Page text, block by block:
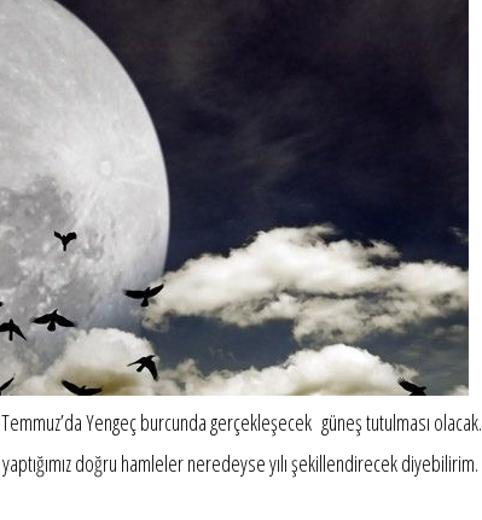
Yengeç burcunda gerçekleşecek güneş tutulması olacak.
doğru hamleler neredeyse yılı şekillendirecek diyebilirim.